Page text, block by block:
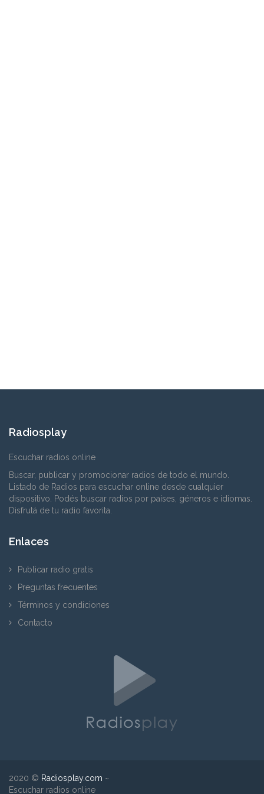
Radiosplay
Escuchar radios online
Buscar, publicar y promocionar radios de todo el mundo.
Listado de Radios para escuchar online desde cualquier
dispositivo. Podés buscar radios por países, géneros e idiomas.
Disfrutá de tu radio favorita.
Enlaces
Publicar radio gratis
Preguntas frecuentes
Términos y condiciones
Contacto
2020 © Radiosplay.com ~
Escuchar radios online